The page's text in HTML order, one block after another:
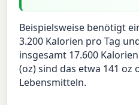
Beispielsweise benötigt
3.200 Kalorien pro Tag
insgesamt 17.600
(oz) sind das etwa 141 oz
Lebensmitteln.